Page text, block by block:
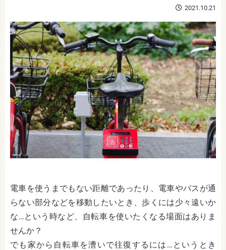
おでかけ
生活
2021.10.21
電車を使うまでもない距離であったり、電車やバスが通
らない部分などを移動したいとき、歩くには少々遠いか
な…という時など、自転車を使いたくなる場面はありま
せんか？
でも家から自転車を漕いで往復するには…というとき